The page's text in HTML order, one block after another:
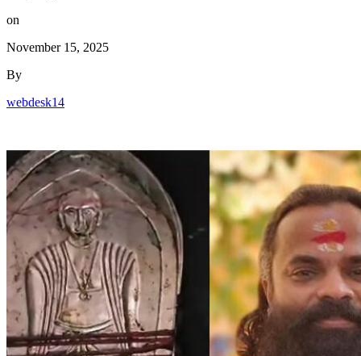
on
November 15, 2025
By
webdesk14